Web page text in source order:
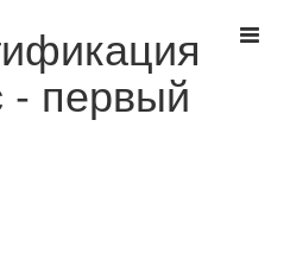
- первый